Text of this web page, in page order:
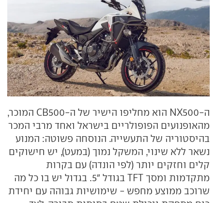
ה-NX500 הוא מחליפו הישיר של ה-CB500 המוכר,
מהאופנועים הפופולריים בישראל ואחד מרבי המכר
בהיסטוריה של התעשייה. הנוסחה פשוטה: המנוע
נשאר ללא שינוי, המשקל נמוך (במעט), יש חישוקים
קלים וחזקים יותר (לפי הונדה) עם בקרות
מתקדמות ומסך TFT בגודל "5. בגדול יש בו כל מה
שרוכב ממוצע מחפש - שימושיות גבוהה עם יחידת